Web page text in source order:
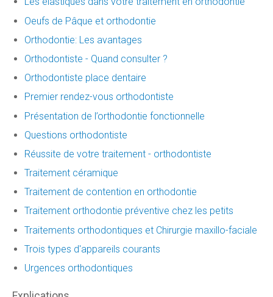
Oeufs de Pâque et orthodontie
Orthodontie: Les avantages
Orthodontiste - Quand consulter ?
Orthodontiste place dentaire
Premier rendez-vous orthodontiste
Présentation de l’orthodontie fonctionnelle
Questions orthodontiste
Réussite de votre traitement - orthodontiste
Traitement céramique
Traitement de contention en orthodontie
Traitement orthodontie préventive chez les petits
Traitements orthodontiques et Chirurgie maxillo-faciale
Trois types d'appareils courants
Urgences orthodontiques